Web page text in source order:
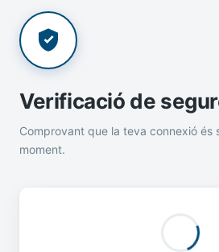
Verificació de
Comprovant que la teva connexió és
moment.